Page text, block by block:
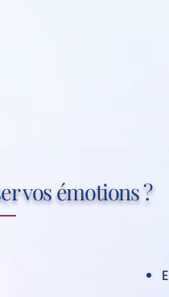
vos émotions ?